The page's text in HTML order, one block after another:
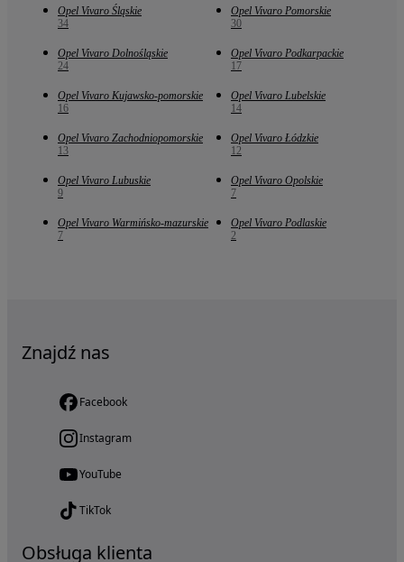
Opel Vivaro Śląskie
34
Opel Vivaro Pomorskie
30
Opel Vivaro Dolnośląskie
24
Opel Vivaro Podkarpackie
17
Opel Vivaro Kujawsko-pomorskie
16
Opel Vivaro Lubelskie
14
Opel Vivaro Zachodniopomorskie
13
Opel Vivaro Łódzkie
12
Opel Vivaro Lubuskie
9
Opel Vivaro Opolskie
7
Opel Vivaro Warmińsko-mazurskie
7
Opel Vivaro Podlaskie
2
Znajdź nas
Facebook
Instagram
YouTube
TikTok
Obsługa klienta